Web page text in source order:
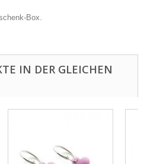
Box.
IN DER GLEICHEN